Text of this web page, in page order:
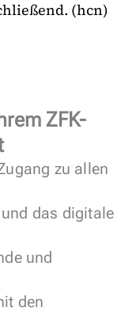
(hcn)
ZFK-
zu allen
das digitale
und
den